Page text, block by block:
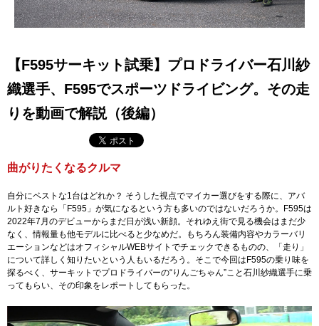
【F595サーキット試乗】プロドライバー石川紗
織選手、F595でスポーツドライビング。その走
りを動画で解説（後編）
曲がりたくなるクルマ
自分にベストな1台はどれか？ そうした視点でマイカー選びをする際に、アバ
ルト好きなら「F595」が気になるという方も多いのではないだろうか。F595は
2022年7月のデビューからまだ日が浅い新顔。それゆえ街で見る機会はまだ少
なく、情報量も他モデルに比べると少なめだ。もちろん装備内容やカラーバリ
エーションなどはオフィシャルWEBサイトでチェックできるものの、「走り」
について詳しく知りたいという人もいるだろう。そこで今回はF595の乗り味を
探るべく、サーキットでプロドライバーの“りんごちゃん”こと石川紗織選手に乗
ってもらい、その印象をレポートしてもらった。